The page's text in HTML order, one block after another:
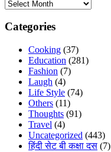
Archives
Categories
Cooking (37)
Education (281)
Fashion (7)
Laugh (4)
Life Style (74)
Others (11)
Thoughts (91)
Travel (4)
Uncategorized (443)
हिंदी सेट बी कक्षा दस (7)